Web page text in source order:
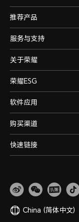
推荐产品
服务与支持
关于荣耀
荣耀ESG
软件应用
购买渠道
快速链接
China (简体中文)